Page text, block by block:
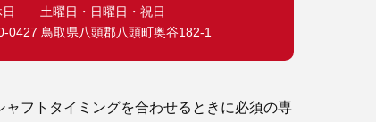
日 土曜日・日曜日・祝日
0427 鳥取県八頭郡八頭町奥谷182-1
ャフトタイミングを合わせるときに必須の専